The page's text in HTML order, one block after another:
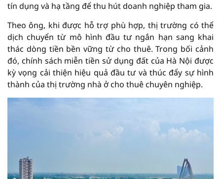
tín dụng và hạ tầng để thu hút doanh nghiệp tham gia.
Theo ông, khi được hỗ trợ phù hợp, thị trường có thể
dịch chuyển từ mô hình đầu tư ngắn hạn sang khai
thác dòng tiền bền vững từ cho thuê. Trong bối cảnh
đó, chính sách miễn tiền sử dụng đất của Hà Nội được
kỳ vọng cải thiện hiệu quả đầu tư và thúc đẩy sự hình
thành của thị trường nhà ở cho thuê chuyên nghiệp.